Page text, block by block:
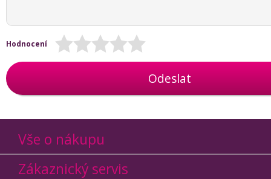
Hodnocení
Odeslat
Vše o nákupu
Zákaznický servis